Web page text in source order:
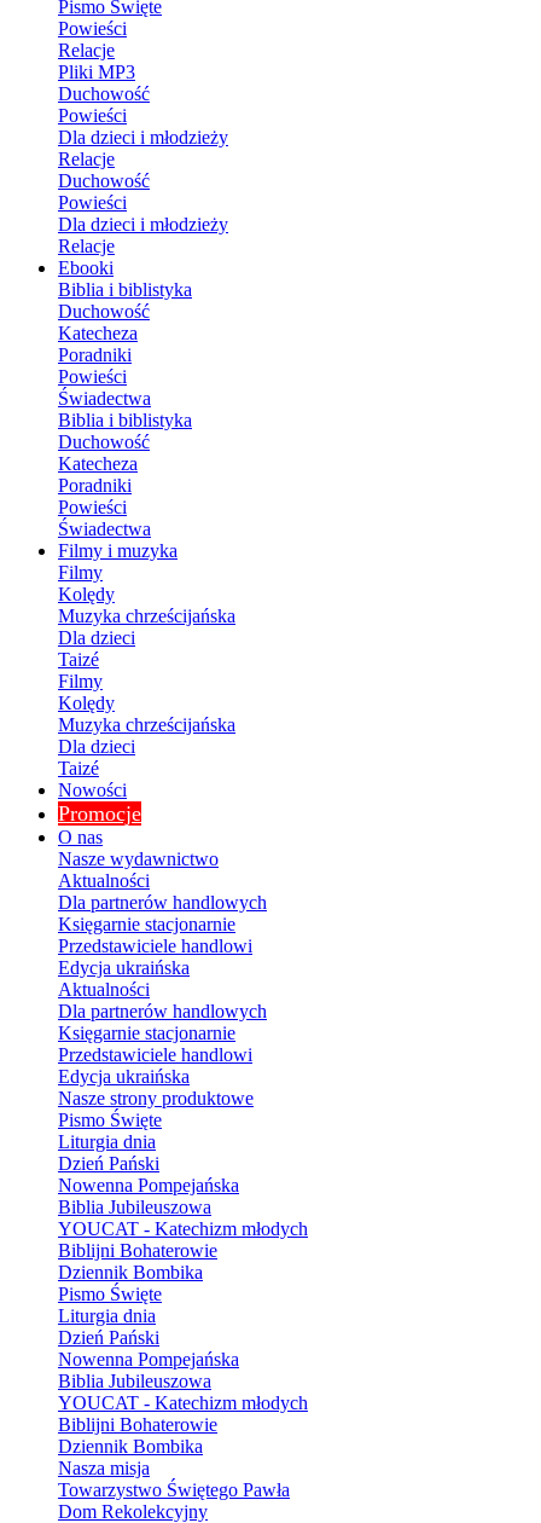
Pismo Święte
Powieści
Relacje
Pliki MP3
Duchowość
Powieści
Dla dzieci i młodzieży
Relacje
Duchowość
Powieści
Dla dzieci i młodzieży
Relacje
Ebooki
Biblia i biblistyka
Duchowość
Katecheza
Poradniki
Powieści
Świadectwa
Biblia i biblistyka
Duchowość
Katecheza
Poradniki
Powieści
Świadectwa
Filmy i muzyka
Filmy
Kolędy
Muzyka chrześcijańska
Dla dzieci
Taizé
Filmy
Kolędy
Muzyka chrześcijańska
Dla dzieci
Taizé
Nowości
Promocje
O nas
Nasze wydawnictwo
Aktualności
Dla partnerów handlowych
Księgarnie stacjonarnie
Przedstawiciele handlowi
Edycja ukraińska
Aktualności
Dla partnerów handlowych
Księgarnie stacjonarnie
Przedstawiciele handlowi
Edycja ukraińska
Nasze strony produktowe
Pismo Święte
Liturgia dnia
Dzień Pański
Nowenna Pompejańska
Biblia Jubileuszowa
YOUCAT - Katechizm młodych
Biblijni Bohaterowie
Dziennik Bombika
Pismo Święte
Liturgia dnia
Dzień Pański
Nowenna Pompejańska
Biblia Jubileuszowa
YOUCAT - Katechizm młodych
Biblijni Bohaterowie
Dziennik Bombika
Nasza misja
Towarzystwo Świętego Pawła
Dom Rekolekcyjny